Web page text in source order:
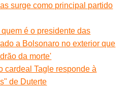
surge como principal partido
é o presidente das
a Bolsonaro no exterior que
da morte'
cardeal Tagle responde à
de Duterte